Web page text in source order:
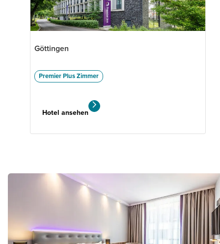
Göttingen
Premier Plus Zimmer
Hotel ansehen